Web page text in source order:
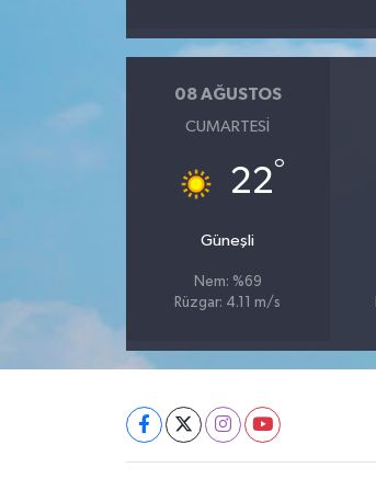
08 AĞUSTOS
CUMARTESI
22°
Güneşli
Nem: %69
Rüzgar: 4.11 m/s